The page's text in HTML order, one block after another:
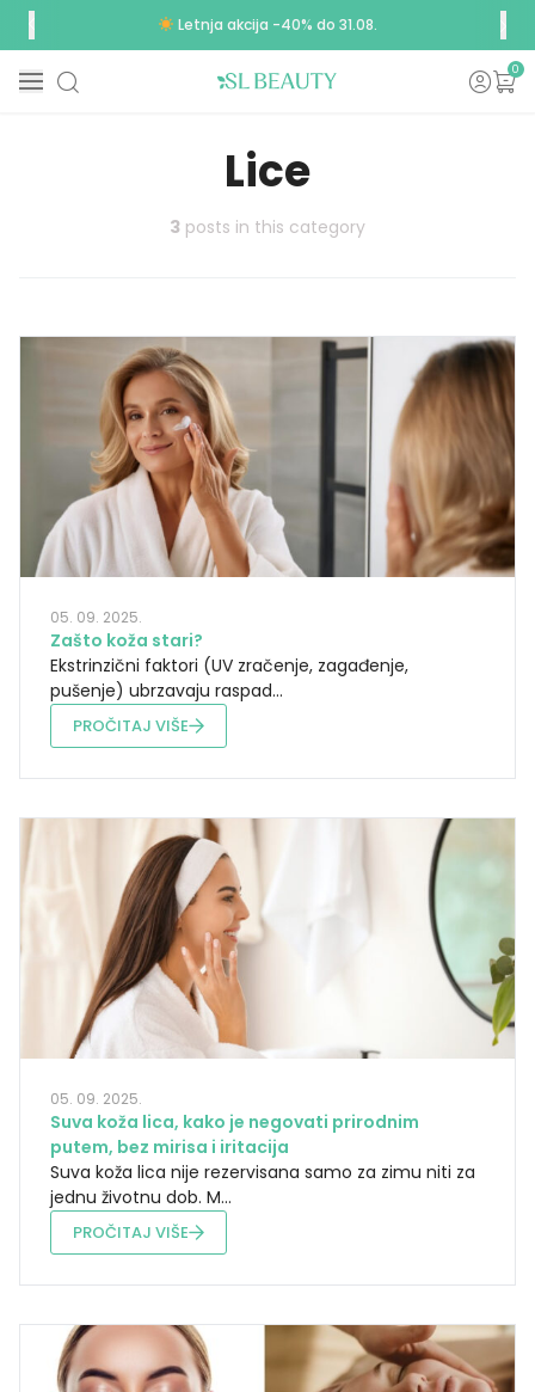
Letnja akcija -40% do 31.08.
0
Lice
3 posts in this category
05. 09. 2025.
Zašto koža stari?
Ekstrinzični faktori (UV zračenje, zagađenje,
pušenje) ubrzavaju raspad...
PROČITAJ VIŠE
05. 09. 2025.
Suva koža lica, kako je negovati prirodnim
putem, bez mirisa i iritacija
Suva koža lica nije rezervisana samo za zimu niti za
jednu životnu dob. M...
PROČITAJ VIŠE